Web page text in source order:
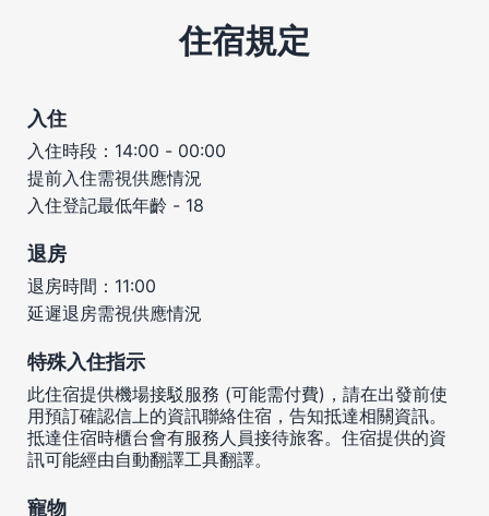
住宿規定
入住
入住時段：14:00 - 00:00
提前入住需視供應情況
入住登記最低年齡 - 18
退房
退房時間：11:00
延遲退房需視供應情況
特殊入住指示
此住宿提供機場接駁服務 (可能需付費)，請在出發前使
用預訂確認信上的資訊聯絡住宿，告知抵達相關資訊。
抵達住宿時櫃台會有服務人員接待旅客。住宿提供的資
訊可能經由自動翻譯工具翻譯。
寵物